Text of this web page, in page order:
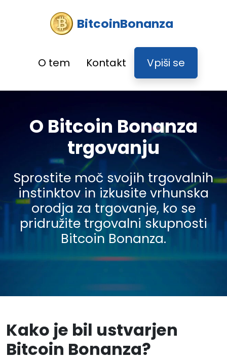
BitcoinBonanza
O tem Kontakt Vpiši se
O Bitcoin Bonanza
trgovanju
Sprostite moč svojih trgovalnih
instinktov in izkusite vrhunska
orodja za trgovanje, ko se
pridružite trgovalni skupnosti
Bitcoin Bonanza.
Kako je bil ustvarjen
Bitcoin Bonanza?